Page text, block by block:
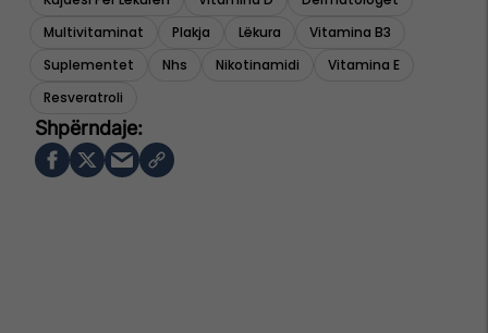
Multivitaminat
Plakja Lëkura
Vitamina B3
Suplementet
Nhs Nikotinamidi
Vitamina E
Resveratroli